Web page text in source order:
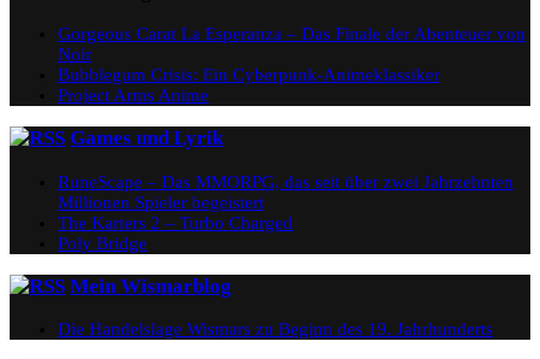
Gorgeous Carat La Esperanza – Das Finale der Abenteuer von
Noir
Bubblegum Crisis: Ein Cyberpunk-Animeklassiker
Project Arms Anime
Games und Lyrik
RuneScape – Das MMORPG, das seit über zwei Jahrzehnten
Millionen Spieler begeistert
The Karters 2 – Turbo Charged
Poly Bridge
Mein Wismarblog
Die Handelslage Wismars zu Beginn des 19. Jahrhunderts